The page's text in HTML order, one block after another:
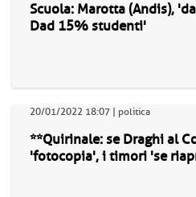
Scuola: Marotta (Andis),
Dad 15% studenti'
20/01/2022 18:07 | politica
**Quirinale: se Draghi al
'fotocopia', i timori 'se